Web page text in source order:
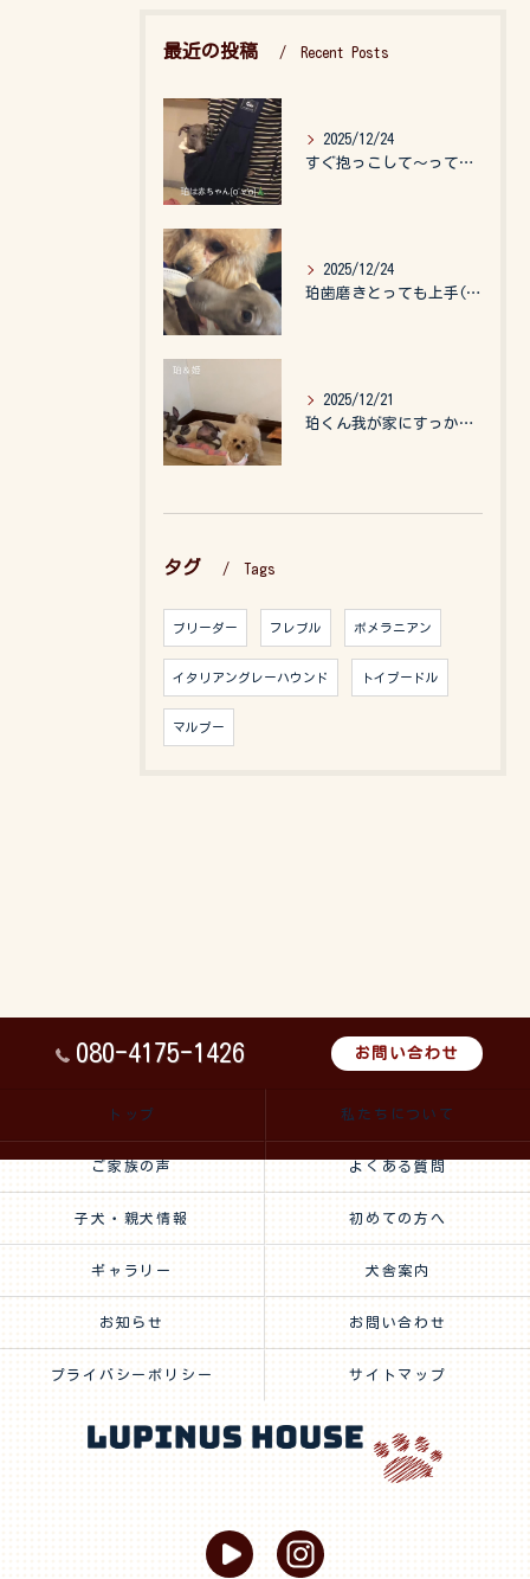
最近の投稿 Recent Posts
2025/12/24
すぐ抱っこして〜って言うので、抱っこ紐に入れてゆらゆら☺️
2025/12/24
珀歯磨きとっても上手(о´∀`о)
2025/12/21
珀くん我が家にすっかりなれて、キッズのお世話もしてくれて、今...
タグ Tags
ブリーダー フレブル ポメラニアン
イタリアングレーハウンド トイプードル
マルプー
080-4175-1426 お問い合わせ
トップ 私たちについて
ご家族の声 よくある質問
子犬・親犬情報 初めての方へ
ギャラリー 犬舎案内
お知らせ お問い合わせ
プライバシーポリシー サイトマップ